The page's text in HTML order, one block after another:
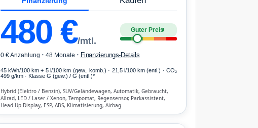
480€/mtl.
Guter Preis4
0 € Anzahlung · 48 Monate · Finanzierungs-Details
45 kWh/100 km + 5 l/100 km (gew., komb.) · 21,5 l/100 km (entl.) · CO₂
499 g/km · Klasse G (gew.) / G (entl.)*
Hybrid (Elektro / Benzin), SUV/Geländewagen, Automatik, Gebraucht,
Allrad, LED / Laser / Xenon, Tempomat, Regensensor, Parkassistent,
Head Up Display, ESP, ABS, Klimatisierung, Airbag